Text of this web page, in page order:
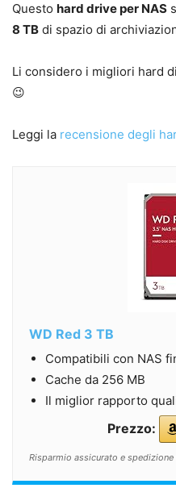
Questo hard drive per NAS
8 TB di spazio di
Li considero i migliori hard
😉
Leggi la recensione degli
WD Red 3 TB
Compatibili con NAS
Cache da 256 MB
Il miglior rapporto
Prezzo:
Risparmio assicurato e